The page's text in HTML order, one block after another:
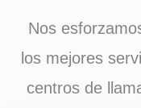
Nos
los mejores
centros de